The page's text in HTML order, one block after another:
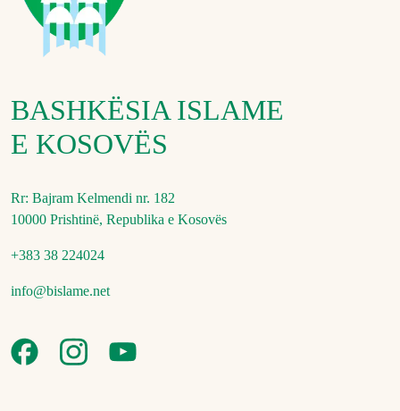
BASHKËSIA ISLAME
E KOSOVËS
Rr: Bajram Kelmendi nr. 182
10000 Prishtinë, Republika e Kosovës
+383 38 224024
info@bislame.net